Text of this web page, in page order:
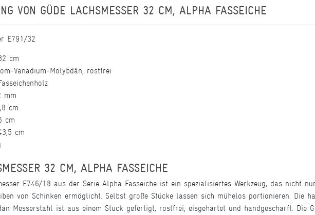
VON GÜDE LACHSMESSER 32 CM, ALPHA FASSEICHE
E791/32
cm
Vanadium-Molybdän, rostfrei
mm
cm
cm
cm
32 CM, ALPHA FASSEICHE
E746/18 aus der Serie Alpha Fasseiche ist ein spezialisiertes Werkzeug, das nicht
von Schinken ermöglicht. Selbst große Stücke lassen sich mühelos portionieren. Die
Messerstahl ist aus einem Stück gefertigt, rostfrei, eisgehärtet und handgeschärft. Die